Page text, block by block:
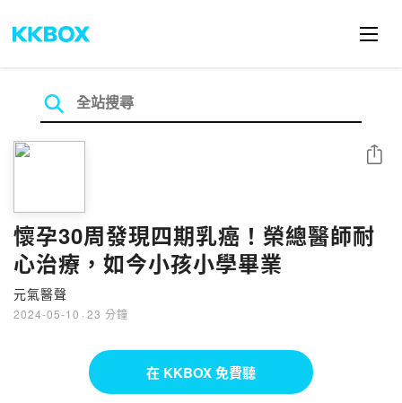
懷孕30周發現四期乳癌！榮總醫師耐
心治療，如今小孩小學畢業
元氣醫聲
2024-05-10 · 23 分鐘
分享
在 KKBOX 免費聽